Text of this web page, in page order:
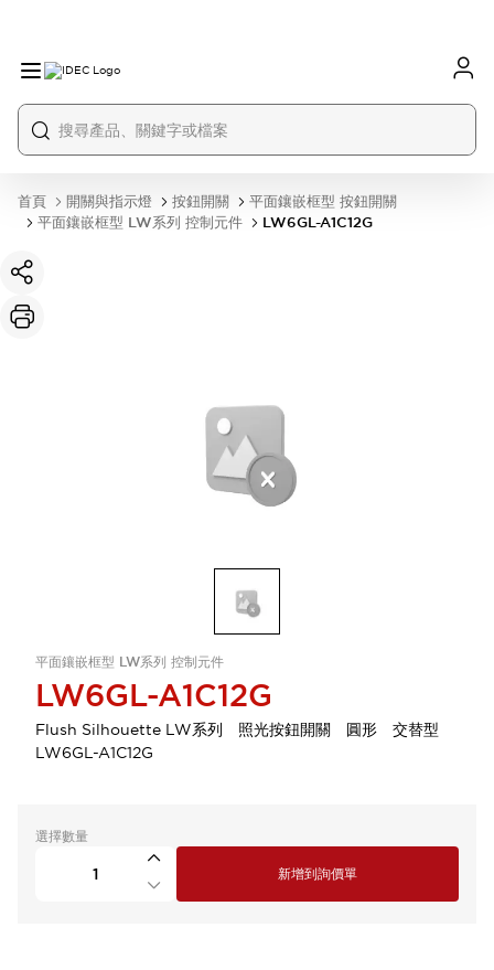
首頁 開關與指示燈 按鈕開關
平面鑲嵌框型 按鈕開關
平面鑲嵌框型 LW系列 控制元件
LW6GL-A1C12G
平面鑲嵌框型 LW系列 控制元件
LW6GL-A1C12G
Flush Silhouette LW系列 照光按鈕開關 圓形 交替型
LW6GL-A1C12G
選擇數量
新增到詢價單